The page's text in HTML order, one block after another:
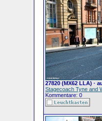
27820 (MX62 LLA) ·
Stagecoach Tyne and
Kommentare: 0